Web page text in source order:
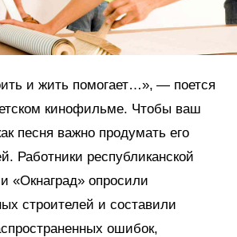
и жить помогает…», — поется
кинофильме. Чтобы ваш
песня важно продумать его
Работники республиканской
«Окнаград» опросили
строителей и составили
ошибок,